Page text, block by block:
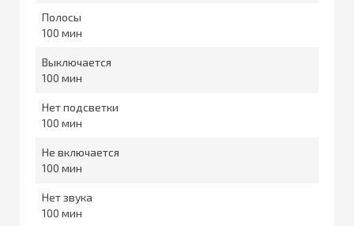
Полосы
100
Выключается
100
Нет подсветки
100
Не включается
100
Нет звука
100